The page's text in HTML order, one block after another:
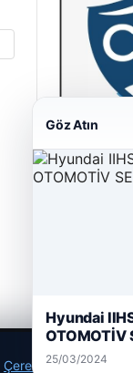
Cengiz
Çerez Politikamız
Göz Atın
Hyundai
OTOMOTİV
25/03/2024